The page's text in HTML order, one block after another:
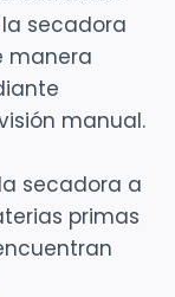
secadora
manera
manual.
secadora a
primas